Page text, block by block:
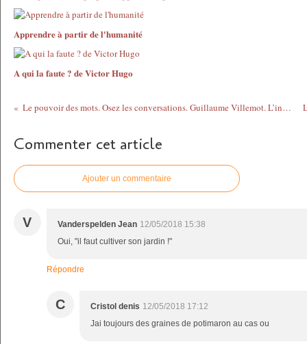
Apprendre à partir de l'humanité
A qui la faute ? de Victor Hugo
Le pouvoir des mots. Osez les conversations. Guillaume Villemot. L’instant qui suit. 2017
Commenter cet article
Ajouter un commentaire
V Vanderspelden Jean 12/05/2018 15:38
Oui, "il faut cultiver son jardin !"
Répondre
C Cristol denis 12/05/2018 17:12
Jai toujours des graines de potimaron au cas ou